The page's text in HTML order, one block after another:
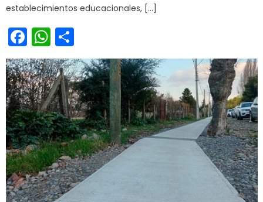
establecimientos educacionales, […]
Facebook
WhatsApp